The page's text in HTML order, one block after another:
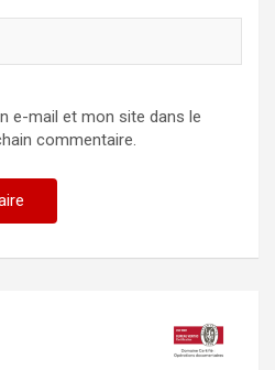
e-mail et mon site dans le
commentaire.